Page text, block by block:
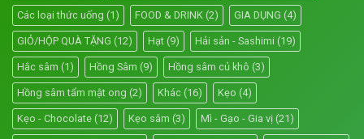
Các loại thức uống (1) FOOD & DRINK (2) GIA DỤNG (4)
GIỎ/HỘP QUÀ TẶNG (12) Hạt (9) Hải sản - Sashimi (19)
Hắc sâm (1) Hồng Sâm (9) Hồng sâm củ khô (3)
Hồng sâm tẩm mật ong (2) Khác (16) Kẹo (4)
Kẹo - Chocolate (12) Kẹo sâm (3) Mì - Gạo - Gia vị (21)